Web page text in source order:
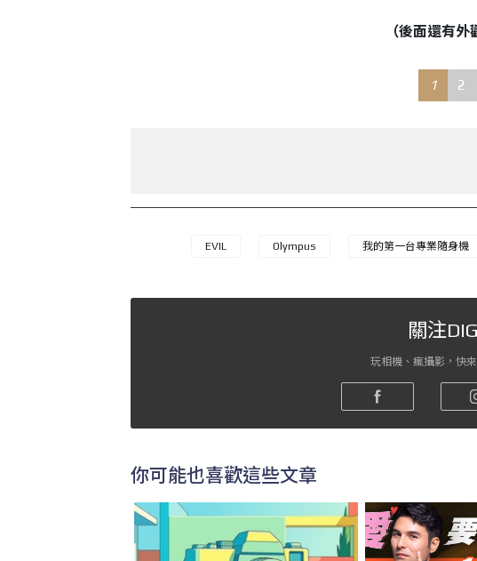
（後面還有外
1 2
EVIL Olympus 我的第一台專業隨身機
關注
玩相機、瘋攝影，快
你可能也喜歡這些文章